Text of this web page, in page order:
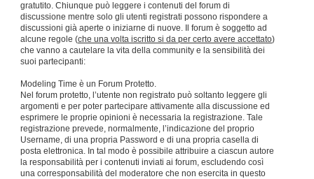
gratutito. Chiunque può leggere i contenuti del forum di
discussione mentre solo gli utenti registrati possono rispondere a
discussioni già aperte o iniziarne di nuove. Il forum è soggetto ad
alcune regole (che una volta iscritto si da per certo avere accettato)
che vanno a cautelare la vita della community e la sensibilità dei
suoi partecipanti:
Modeling Time è un Forum Protetto.
Nel forum protetto, l’utente non registrato può soltanto leggere gli
argomenti e per poter partecipare attivamente alla discussione ed
esprimere le proprie opinioni è necessaria la registrazione. Tale
registrazione prevede, normalmente, l’indicazione del proprio
Username, di una propria Password e di una propria casella di
posta elettronica. In tal modo è possibile attribuire a ciascun autore
la responsabilità per i contenuti inviati ai forum, escludendo così
una corresponsabilità del moderatore che non esercita in questo